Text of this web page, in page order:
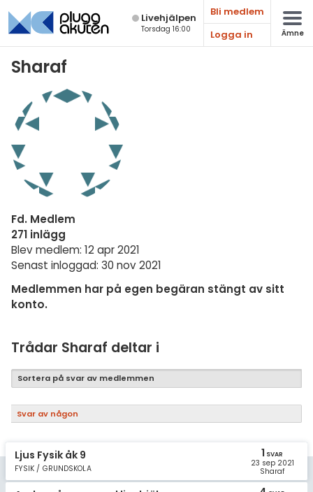
Live­hjälpen
Torsdag 16:00
Bli medlem
Logga in
Ämne
Sharaf
Fd. Medlem
271 inlägg
Blev medlem: 12 apr 2021
Senast inloggad: 30 nov 2021
Medlemmen har på egen begäran stängt av sitt
konto.
Trådar Sharaf deltar i
Sortera på svar av medlemmen
Svar av någon
Ljus Fysik åk 9
FYSIK / GRUNDSKOLA
1 SVAR
23 sep 2021
Sharaf
Matematik
Engelska
Fler språk
Ekonomi
Fler ämnen
Övriga diskussioner